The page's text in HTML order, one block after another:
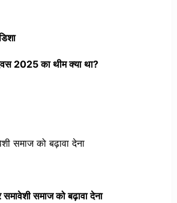
2025 का थीम क्या था?
समाज को बढ़ावा देना
समाज को बढ़ावा देना